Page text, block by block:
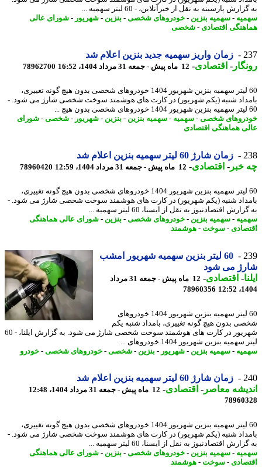
پارسینه به نقل از خبرآنلاین، - 60 لیتر سهمیه ...
-سهمیه بنزین- خودروهای شخصی-بنزین- شهریور-شورای عالی
اقتصادی-شخصی
زمان واریز سهمیه جدید بنزین اعلام شد
-اقتصادی-12 ماه پیش - جمعه 31 مرداد 1404، 16:52 78962700
60 لیتر سهمیه بنزین شهریور 1404 خودروهای شخصی بدون هیچ گونه تغییری،
شنبه (یکم شهریور) در کارت های هوشمند سوخت شخصی شارژ می شود. -
شخصی-سهمیه-سهمیه بنزین- بنزین- شهریور-شخصی-شورای
هماهنگی اقتصادی
زمان شارژ 60 لیتر سهمیه بنزین اعلام شد
خبر -اقتصادی-12 ماه پیش - جمعه 31 مرداد 1404، 12:59 78960420
60 لیتر سهمیه بنزین شهریور 1404 خودروهای شخصی بدون هیچ گونه تغییری،
شنبه (یکم شهریور) در کارت های هوشمند سوخت شخصی شارژ می شود. -
اقتصادنیوز به نقل از ایسنا، 60 لیتر سهمیه ...
-سهمیه بنزین- خودروهای شخصی-بنزین- شورای عالی هماهنگی
-سوخت-هوشمند
60 لیتر بنزین سهمیه شهریور امشب
می شود
-اقتصادی-
12 ماه پیش - جمعه 31 مرداد
78960356
60 لیتر سهمیه بنزین شهریور 1404 خودروهای
بدون هیچ گونه تغییری، بامداد شنبه یکم
شهریور در کارت های هوشمند سوخت شخصی شارژ می شود. به گزارش ایلنا، - 60
بنزین شهریور 1404 خودروهای ...
-سهمیه بنزین- شهریور-بنزین- شخصی-خودروهای شخصی-خودرو
زمان شارژ 60 لیتر سهمیه بنزین اعلام شد
معاصر-اقتصادی-12 ماه پیش - جمعه 31 مرداد 1404، 12:48
60 لیتر سهمیه بنزین شهریور 1404 خودروهای شخصی بدون هیچ گونه تغییری،
شنبه (یکم شهریور) در کارت های هوشمند سوخت شخصی شارژ می شود. -
اقتصادنیوز به نقل از ایسنا، 60 لیتر سهمیه ...
-سهمیه بنزین- خودروهای شخصی-بنزین- شورای عالی هماهنگی
-سوخت-هوشمند